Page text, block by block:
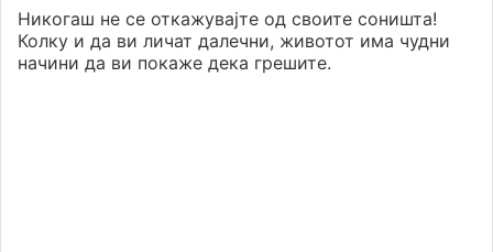
Никогаш не се откажувајте од своите соништа!
Колку и да ви личат далечни, животот има чудни
начини да ви покаже дека грешите.